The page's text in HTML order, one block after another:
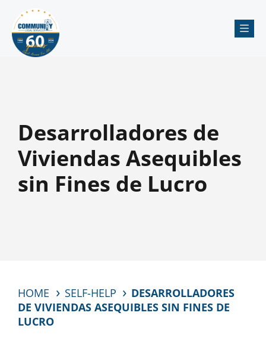
Desarrolladores de
Viviendas Asequibles
sin Fines de Lucro
HOME SELF-HELP
DESARROLLADORES
DE VIVIENDAS ASEQUIBLES SIN FINES DE
LUCRO